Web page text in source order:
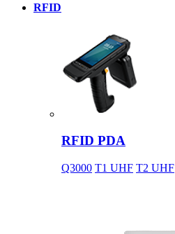
RFID
RFID PDA
Q3000 T1 UHF T2 UHF